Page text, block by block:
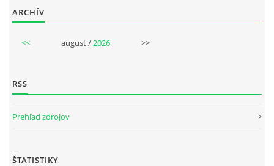
ARCHÍV
<< august /2026 >>
RSS
Prehľad zdrojov
ŠTATISTIKY